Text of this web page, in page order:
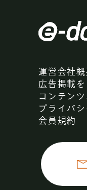
医の
【監
医の
第54
運営会社概
広告掲載
コンテン
プライバ
会員規約